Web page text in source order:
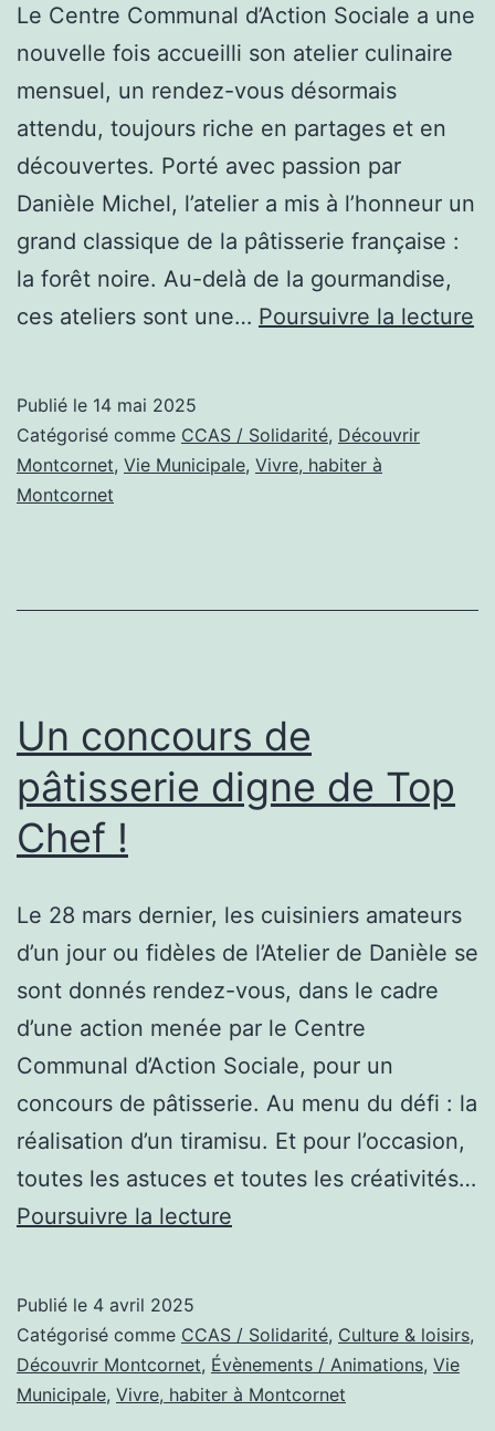
Le Centre Communal d’Action Sociale a une
nouvelle fois accueilli son atelier culinaire
mensuel, un rendez-vous désormais
attendu, toujours riche en partages et en
découvertes. Porté avec passion par
Danièle Michel, l’atelier a mis à l’honneur un
grand classique de la pâtisserie française :
la forêt noire. Au-delà de la gourmandise,
ces ateliers sont une… Poursuivre la lecture
Publié le 14 mai 2025
Catégorisé comme CCAS / Solidarité, Découvrir
Montcornet, Vie Municipale, Vivre, habiter à
Montcornet
Un concours de
pâtisserie digne de Top
Chef !
Le 28 mars dernier, les cuisiniers amateurs
d’un jour ou fidèles de l’Atelier de Danièle se
sont donnés rendez-vous, dans le cadre
d’une action menée par le Centre
Communal d’Action Sociale, pour un
concours de pâtisserie. Au menu du défi : la
réalisation d’un tiramisu. Et pour l’occasion,
toutes les astuces et toutes les créativités…
Poursuivre la lecture
pâtisserie
digne
de
Publié le 4 avril 2025
Catégorisé comme CCAS / Solidarité, Culture & loisirs,
Découvrir Montcornet, Évènements / Animations, Vie
Municipale, Vivre, habiter à Montcornet